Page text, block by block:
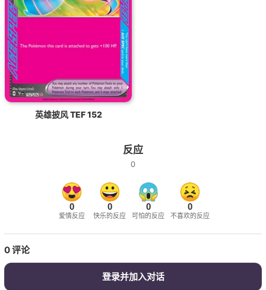
英雄披风 TEF 152
反应
0
0
爱情反应
0
快乐的反应
0
可怕的反应
0
不喜欢的反应
0评论
登录并加入对话